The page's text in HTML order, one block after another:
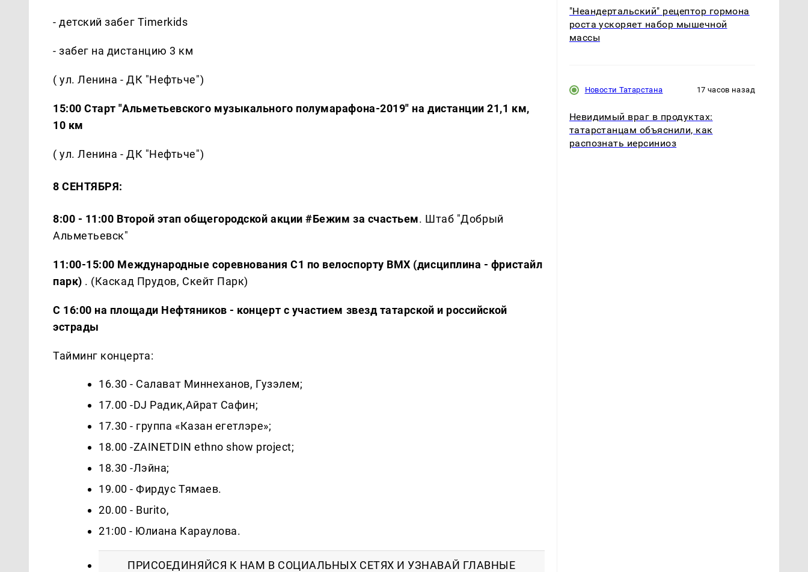
- детский забег Timerkids
- забег на дистанцию 3 км
( ул. Ленина - ДК "Нефтьче")
15:00 Старт "Альметьевского музыкального полумарафона-2019" на дистанции 21,1 км,
10 км
( ул. Ленина - ДК "Нефтьче")
8 СЕНТЯБРЯ:
8:00 - 11:00 Второй этап общегородской акции #Бежим за счастьем. Штаб "Добрый
Альметьевск"
11:00-15:00 Международные соревнования С1 по велоспорту ВМХ (дисциплина - фристайл
парк) . (Каскад Прудов, Скейт Парк)
С 16:00 на площади Нефтяников - концерт с участием звезд татарской и российской
эстрады
Тайминг концерта:
16.30 - Салават Миннеханов, Гузэлем;
17.00 -DJ Радик,Айрат Сафин;
17.30 - группа «Казан егетлэре»;
18.00 -ZAINETDIN ethno show project;
18.30 -Лэйна;
19.00 - Фирдус Тямаев.
20.00 - Burito,
21:00 - Юлиана Караулова.
ПРИСОЕДИНЯЙСЯ К НАМ В СОЦИАЛЬНЫХ СЕТЯХ И УЗНАВАЙ ГЛАВНЫЕ
"Неандертальский" рецептор гормона
роста ускоряет набор мышечной
массы
Новости Татарстана 17 часов назад
Невидимый враг в продуктах:
татарстанцам объяснили, как
распознать иерсиниоз